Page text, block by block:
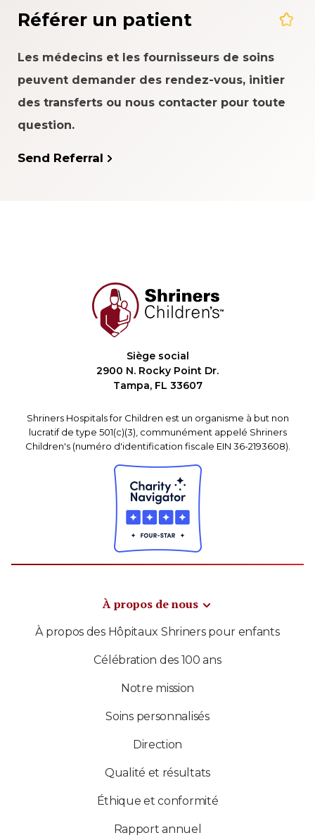
Référer un patient
Les médecins et les fournisseurs de soins
peuvent demander des rendez-vous, initier
des transferts ou nous contacter pour toute
question.
Send Referral
Siège social
2900 N. Rocky Point Dr.
Tampa, FL 33607
Shriners Hospitals for Children est un organisme à but non
lucratif de type 501(c)(3), communément appelé Shriners
Children's (numéro d'identification fiscale EIN 36-2193608).
À propos de nous
À propos des Hôpitaux Shriners pour enfants
Célébration des 100 ans
Notre mission
Soins personnalisés
Direction
Qualité et résultats
Éthique et conformité
Rapport annuel